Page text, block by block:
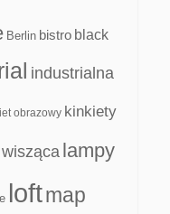
Berlin bistro black
industrialna
obrazowy kinkiety
lampy
loftmap